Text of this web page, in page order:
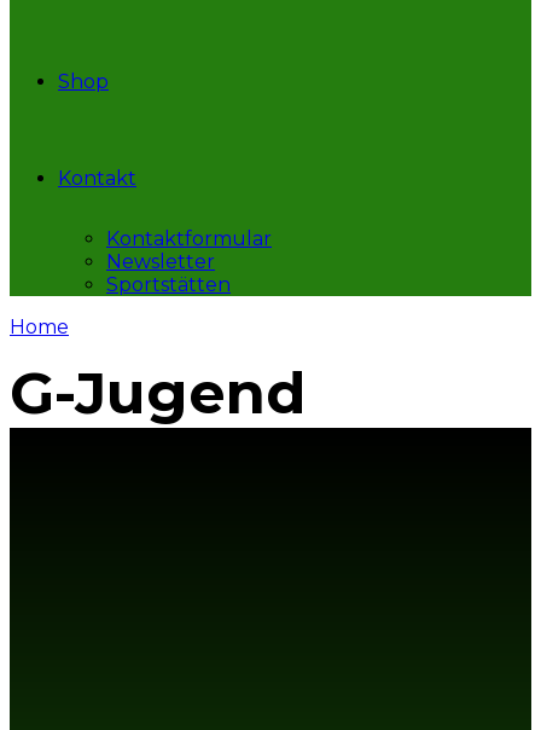
Shop
Kontakt
Kontaktformular
Newsletter
Sportstätten
Home
G-Jugend